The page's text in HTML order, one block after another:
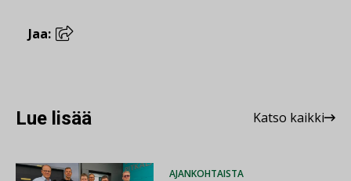
Jaa:
Lue lisää Katso kaikki
AJANKOHTAISTA